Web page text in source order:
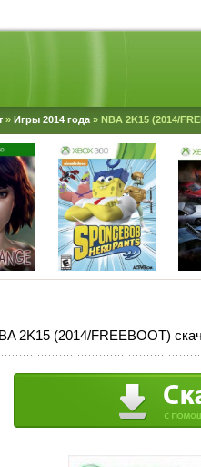
» Игры 2014 года» NBA 2K15 (2014/
2K15 (2014/FREEBOOT)